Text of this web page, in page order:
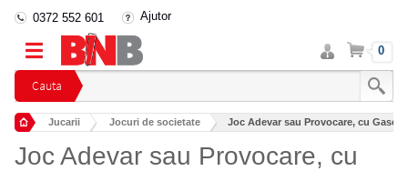
Cauta
0372 552 601 Ajutor
Intra
in
cont
Cos 0
Jucarii Jocuri de societate Joc Adevar sau Provocare, cu Gasca
Joc Adevar sau Provocare, cu